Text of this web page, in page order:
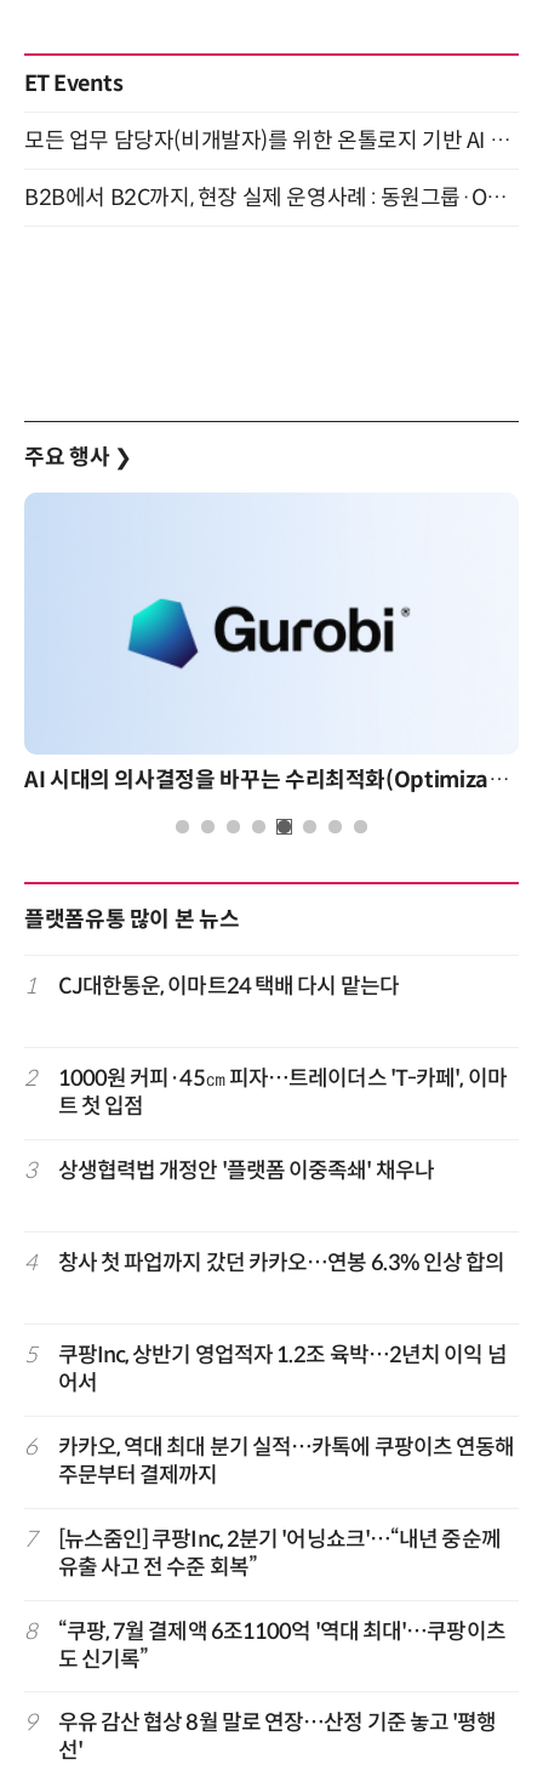
ET Events
모든 업무 담당자(비개발자)를 위한 온톨로지 기반 AI 지식체계 설계 1-day 워크숍 8월 20일 개최
B2B에서 B2C까지, 현장 실제 운영사례 : 동원그룹·OCI·다이닝브랜즈그룹·당근 (8/27)
주요 행사 ❯
AI 시대의 의사결정을 바꾸는 수리최적화(Optimization): 실제 산업 적용 사례와 활용 전략
플랫폼유통 많이 본 뉴스
1 CJ대한통운, 이마트24 택배 다시 맡는다
2
1000원 커피·45㎝ 피자…트레이더스 'T-카페', 이마
트 첫 입점
3 상생협력법 개정안 '플랫폼 이중족쇄' 채우나
4 창사 첫 파업까지 갔던 카카오…연봉 6.3% 인상 합의
5
쿠팡Inc, 상반기 영업적자 1.2조 육박…2년치 이익 넘
어서
6
카카오, 역대 최대 분기 실적…카톡에 쿠팡이츠 연동해
주문부터 결제까지
7
[뉴스줌인] 쿠팡Inc, 2분기 '어닝쇼크'…“내년 중순께
유출 사고 전 수준 회복”
8
“쿠팡, 7월 결제액 6조1100억 '역대 최대'…쿠팡이츠
도 신기록”
9
우유 감산 협상 8월 말로 연장…산정 기준 놓고 '평행
선'